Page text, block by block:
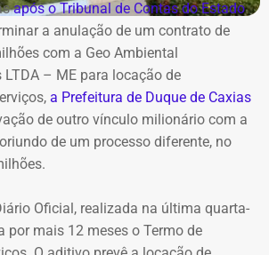
destaca que não possui SUVs
própria, razão pela qual optou
por meio de adesão à ata do
exclusivamente aos
e Segurança e Governança (DSG). O
com a empresa Rei dos Blindados
Ltda. e prevê a locação de quatro
após o Tribunal de Contas do Estado
a anulação de um contrato de
com a Geo Ambiental
LTDA – ME para locação de
a Prefeitura de Duque de Caxias
de outro vínculo milionário com a
de um processo diferente, no
Oficial, realizada na última quarta-
por mais 12 meses o Termo de